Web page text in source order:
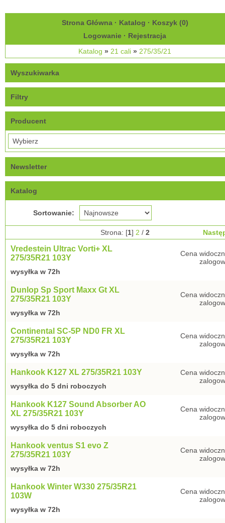
Strona Główna· Katalog · Koszyk (0)
Logowanie · Rejestracja
Katalog » 21 cali » 275/35/21
Wyszukiwarka
Filtry
Producent
Newsletter
Katalog
Sortowanie:
Strona: [1] 2 / 2
Vredestein Ultrac Vorti+ XL
275/35R21 103Y
wysyłka w 72h
Cena
Dunlop Sp Sport Maxx Gt XL
275/35R21 103Y
wysyłka w 72h
Cena
Continental SC-5P ND0 FR XL
275/35R21 103Y
wysyłka w 72h
Cena
Hankook K127 XL 275/35R21 103Y
wysyłka do 5 dni roboczych
Cena
Hankook K127 Sound Absorber AO
XL 275/35R21 103Y
wysyłka do 5 dni roboczych
Cena
Hankook ventus S1 evo Z
275/35R21 103Y
wysyłka w 72h
Cena
Hankook Winter W330 275/35R21
103W
wysyłka w 72h
Cena